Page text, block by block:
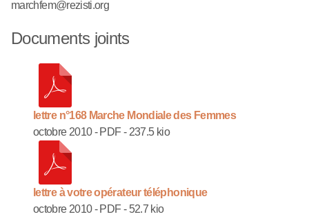
marchfem@rezisti.org
Documents joints
lettre n°168 Marche Mondiale des Femmes
octobre 2010 - PDF- 237.5 kio
lettre à votre opérateur téléphonique
octobre 2010 - PDF- 52.7 kio